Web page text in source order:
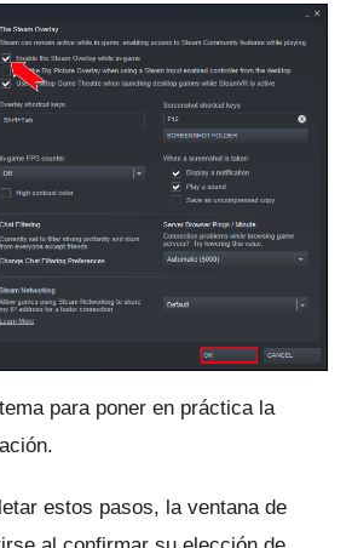
para poner en práctica la
estos pasos, la ventana de